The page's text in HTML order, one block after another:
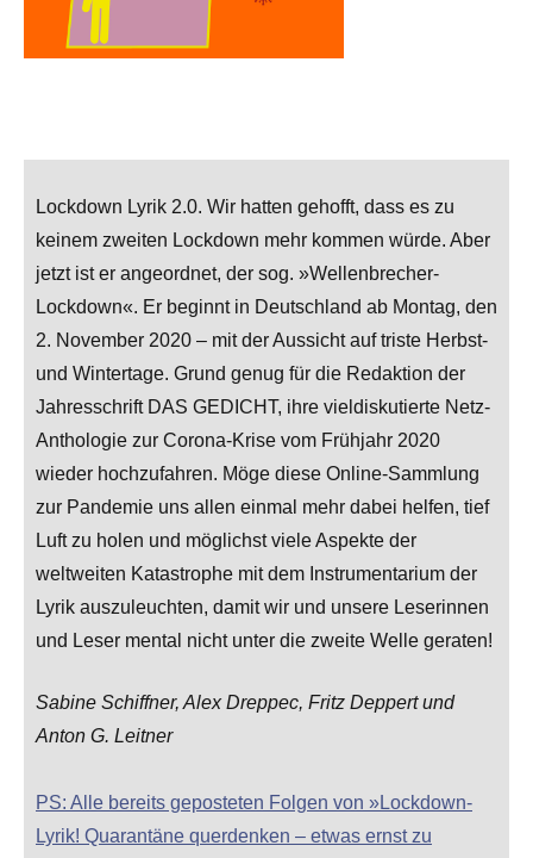
Lockdown Lyrik 2.0. Wir hatten gehofft, dass es zu
keinem zweiten Lockdown mehr kommen würde. Aber
jetzt ist er angeordnet, der sog. »Wellenbrecher-
Lockdown«. Er beginnt in Deutschland ab Montag, den
2. November 2020 – mit der Aussicht auf triste Herbst-
und Wintertage. Grund genug für die Redaktion der
Jahresschrift DAS GEDICHT, ihre vieldiskutierte Netz-
Anthologie zur Corona-Krise vom Frühjahr 2020
wieder hochzufahren. Möge diese Online-Sammlung
zur Pandemie uns allen einmal mehr dabei helfen, tief
Luft zu holen und möglichst viele Aspekte der
weltweiten Katastrophe mit dem Instrumentarium der
Lyrik auszuleuchten, damit wir und unsere Leserinnen
und Leser mental nicht unter die zweite Welle geraten!
Sabine Schiffner, Alex Dreppec, Fritz Deppert und
Anton G. Leitner
PS: Alle bereits geposteten Folgen von »Lockdown-
Lyrik! Quarantäne querdenken – etwas ernst zu